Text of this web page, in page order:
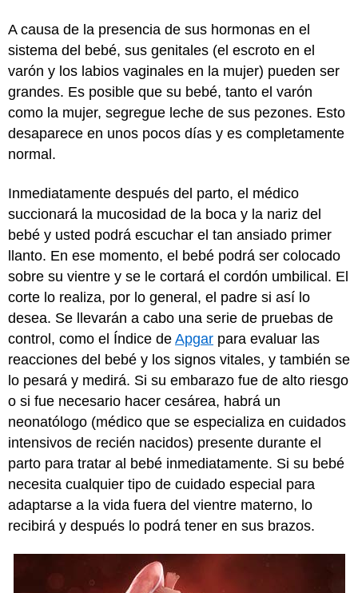
A causa de la presencia de sus hormonas en el
sistema del bebé, sus genitales (el escroto en el
varón y los labios vaginales en la mujer) pueden ser
grandes. Es posible que su bebé, tanto el varón
como la mujer, segregue leche de sus pezones. Esto
desaparece en unos pocos días y es completamente
normal.
Inmediatamente después del parto, el médico
succionará la mucosidad de la boca y la nariz del
bebé y usted podrá escuchar el tan ansiado primer
llanto. En ese momento, el bebé podrá ser colocado
sobre su vientre y se le cortará el cordón umbilical. El
corte lo realiza, por lo general, el padre si así lo
desea. Se llevarán a cabo una serie de pruebas de
control, como el Índice de Apgar para evaluar las
reacciones del bebé y los signos vitales, y también se
lo pesará y medirá. Si su embarazo fue de alto riesgo
o si fue necesario hacer cesárea, habrá un
neonatólogo (médico que se especializa en cuidados
intensivos de recién nacidos) presente durante el
parto para tratar al bebé inmediatamente. Si su bebé
necesita cualquier tipo de cuidado especial para
adaptarse a la vida fuera del vientre materno, lo
recibirá y después lo podrá tener en sus brazos.